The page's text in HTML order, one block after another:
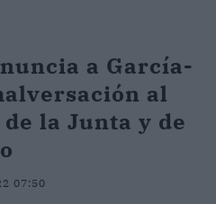
a García-
al
la Junta y de
07:50